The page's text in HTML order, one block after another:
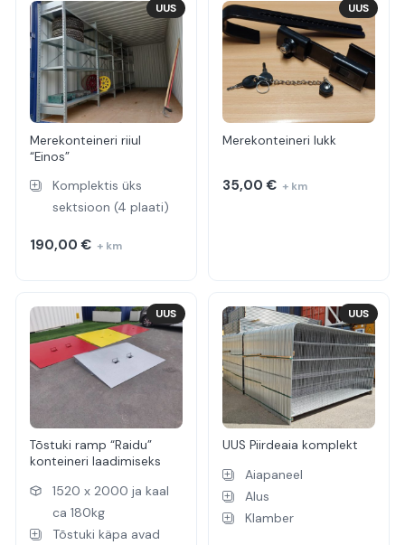
Merekonteineri riiul
“Einos”
Komplektis üks
sektsioon (4 plaati)
190,00€ + km
UUS
Merekonteineri lukk
35,00€ + km
UUS
Tõstuki ramp “Raidu”
konteineri laadimiseks
1520 x 2000 ja kaal
ca 180kg
Tõstuki käpa avad
UUS
UUS Piirdeaia komplekt
Aiapaneel
Alus
Klamber
UUS